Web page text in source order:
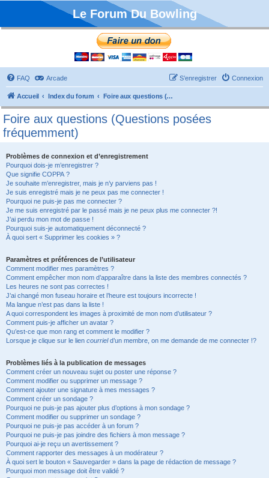
Le Forum Du Bowling
FAQ Arcade Connexion
S’enregistrer
Accueil Index du forum Foire aux questions (Questions posées fréquemment)
Foire aux questions (Questions posées
fréquemment)
Problèmes de connexion et d’enregistrement
Pourquoi dois-je m’enregistrer ?
Que signifie COPPA ?
Je souhaite m’enregistrer, mais je n’y parviens pas !
Je suis enregistré mais je ne peux pas me connecter !
Pourquoi ne puis-je pas me connecter ?
Je me suis enregistré par le passé mais je ne peux plus me connecter ?!
J’ai perdu mon mot de passe !
Pourquoi suis-je automatiquement déconnecté ?
À quoi sert « Supprimer les cookies » ?
Paramètres et préférences de l’utilisateur
Comment modifier mes paramètres ?
Comment empêcher mon nom d’apparaître dans la liste des membres connectés ?
Les heures ne sont pas correctes !
J’ai changé mon fuseau horaire et l’heure est toujours incorrecte !
Ma langue n’est pas dans la liste !
A quoi correspondent les images à proximité de mon nom d’utilisateur ?
Comment puis-je afficher un avatar ?
Qu’est-ce que mon rang et comment le modifier ?
Lorsque je clique sur le lien courrield’un membre, on me demande de me connecter !?
Problèmes liés à la publication de messages
Comment créer un nouveau sujet ou poster une réponse ?
Comment modifier ou supprimer un message ?
Comment ajouter une signature à mes messages ?
Comment créer un sondage ?
Pourquoi ne puis-je pas ajouter plus d’options à mon sondage ?
Comment modifier ou supprimer un sondage ?
Pourquoi ne puis-je pas accéder à un forum ?
Pourquoi ne puis-je pas joindre des fichiers à mon message ?
Pourquoi ai-je reçu un avertissement ?
Comment rapporter des messages à un modérateur ?
À quoi sert le bouton « Sauvegarder » dans la page de rédaction de message ?
Pourquoi mon message doit être validé ?